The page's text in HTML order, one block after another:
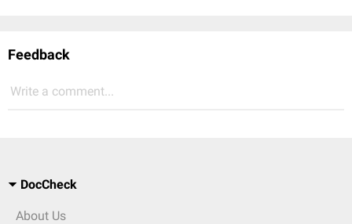
Feedback
Write a comment...
DocCheck
About Us